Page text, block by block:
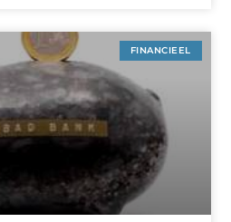
FINANCIEEL